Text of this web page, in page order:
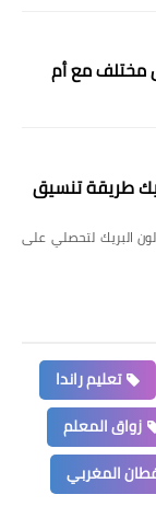
مختلف مع أم
طريقة تنسيق
لون البريك لتحصلي على
تعليم راندا
زواق المعلم
المغربي